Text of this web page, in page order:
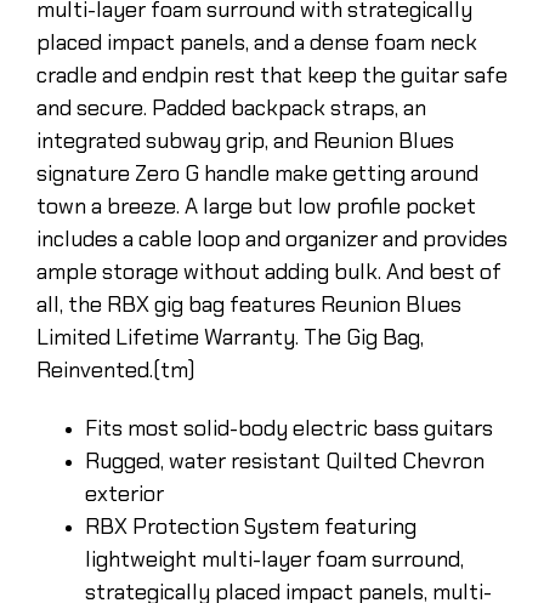
multi-layer foam surround with strategically
placed impact panels, and a dense foam neck
cradle and endpin rest that keep the guitar safe
and secure. Padded backpack straps, an
integrated subway grip, and Reunion Blues
signature Zero G handle make getting around
town a breeze. A large but low profile pocket
includes a cable loop and organizer and provides
ample storage without adding bulk. And best of
all, the RBX gig bag features Reunion Blues
Limited Lifetime Warranty. The Gig Bag,
Reinvented.(tm)
Fits most solid-body electric bass guitars
Rugged, water resistant Quilted Chevron
exterior
RBX Protection System featuring
lightweight multi-layer foam surround,
strategically placed impact panels, multi-